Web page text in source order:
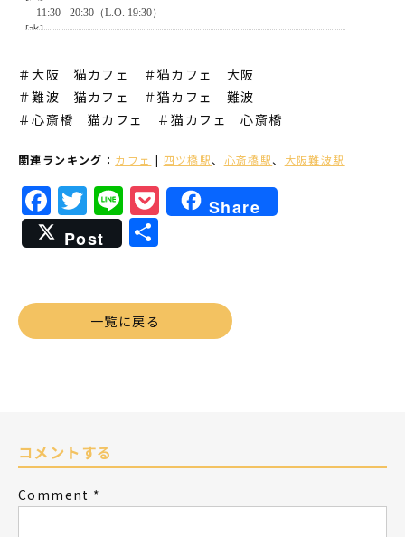
＃大阪 猫カフェ ＃猫カフェ 大阪
＃難波 猫カフェ
＃猫カフェ 難波
＃心斎橋 猫カフェ
＃猫カフェ 心斎橋
関連ランキング： カフェ | 四ツ橋駅、 心斎橋駅、 大阪難波駅
Facebook
Twitter
LinePocket
Share
Post
共
一覧に戻る
コメントする
Comment *